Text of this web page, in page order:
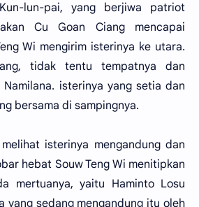
lun-pai, yang berjiwa patriot
Cu Goan Ciang mencapai
Wi mengirim isterinya ke utara.
tidak tentu tempatnya dan
Namilana. isterinya yang setia dan
bersama di sampingnya.
isterinya mengandung dan
hebat Souw Teng Wi menitipkan
mertuanya, yaitu Haminto Losu
yang sedang mengandung itu oleh